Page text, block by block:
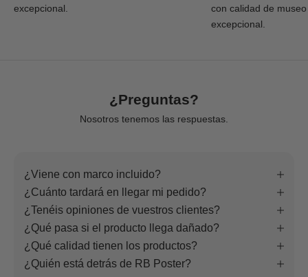
excepcional.
con calidad de
excepcional.
¿Preguntas?
Nosotros tenemos las respuestas.
¿Viene con marco incluido?
¿Cuánto tardará en llegar mi pedido?
¿Tenéis opiniones de vuestros clientes?
¿Qué pasa si el producto llega dañado?
¿Qué calidad tienen los productos?
¿Quién está detrás de RB Poster?